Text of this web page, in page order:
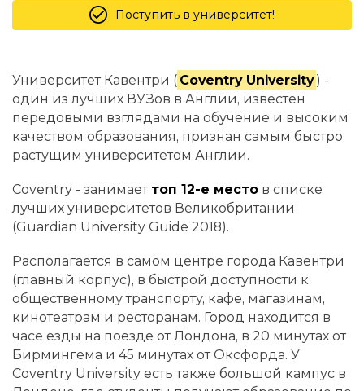
Поступить в университет!
Университет Кавентри ( Coventry University ) -
один из лучших ВУЗов в Англии, известен
передовыми взглядами на обучение и высоким
качеством образования, признан самым быстро
растущим университетом Англии.
Coventry - занимает топ 12-е место в списке
лучших университетов Великобритании
(Guardian University Guide 2018).
Располагается в самом центре города Кавентри
(главный корпус), в быстрой доступности к
общественному транспорту, кафе, магазинам,
кинотеатрам и ресторанам. Город находится в
часе езды на поезде от Лондона, в 20 минутах от
Бирмингема и 45 минутах от Оксфорда. У
Coventry University есть также большой кампус в